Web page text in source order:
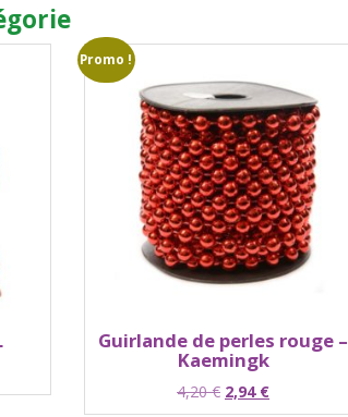
Promo !
Guirlande de perles rouge –
Kaemingk
4,20€ Le
prix
2,94 €Le
prix